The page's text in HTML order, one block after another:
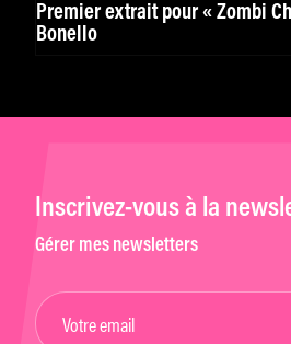
Premier extrait pour « Zombi
Bonello
Inscrivez-vous à la
Gérer mes newsletters